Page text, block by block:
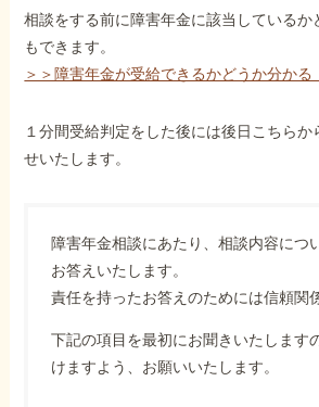
相談をする前に障害年金に該当しているか
もできます。
＞＞障害年金が受給できるかどうか分かる
１分間受給判定をした後には後日こちらか
せいたします。
障害年金相談にあたり、相談内容につ
お答えいたします。
責任を持ったお答えのためには信頼関
下記の項目を最初にお聞きいたします
けますよう、お願いいたします。